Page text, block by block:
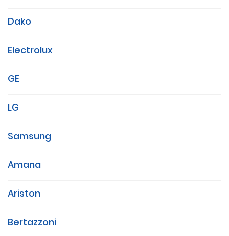
Dako
Electrolux
GE
LG
Samsung
Amana
Ariston
Bertazzoni